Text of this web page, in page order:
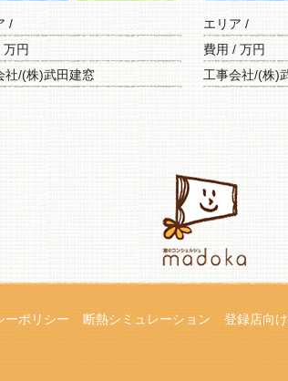
/
円
社/(株)武田建窓
エリア /
費用 / 万円
工事会社/(株)
ーポリシー 断熱シミュレーション 登録店向